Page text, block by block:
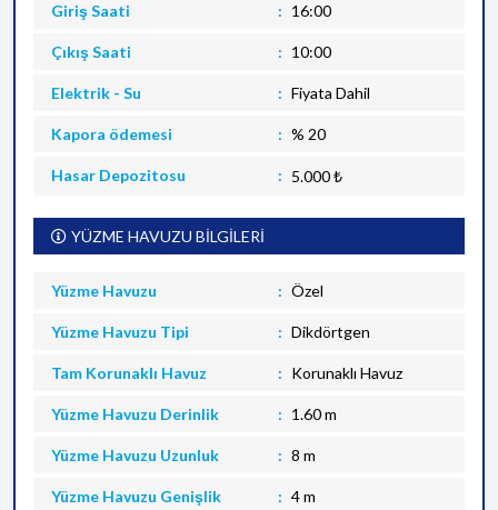
Giriş Saati 16:00
Çıkış Saati 10:00
Elektrik - Su Fiyata Dahil
Kapora ödemesi % 20
Hasar Depozitosu 5.000 ₺
YÜZME HAVUZU BİLGİLERİ
Yüzme Havuzu Özel
Yüzme Havuzu Tipi Dikdörtgen
Tam Korunaklı Havuz Korunaklı Havuz
Yüzme Havuzu Derinlik 1.60 m
Yüzme Havuzu Uzunluk 8 m
Yüzme Havuzu Genişlik 4 m